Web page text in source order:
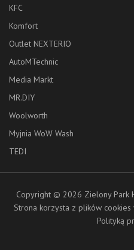
KFC
Komfort
Outlet NEXTERIO
AutoMTechnic
Media Markt
MR.DIY
Woolworth
Myjnia WoW Wash
TEDI
Copyright © 2026 Zielony Park
Strona korzysta z plików
Polityką